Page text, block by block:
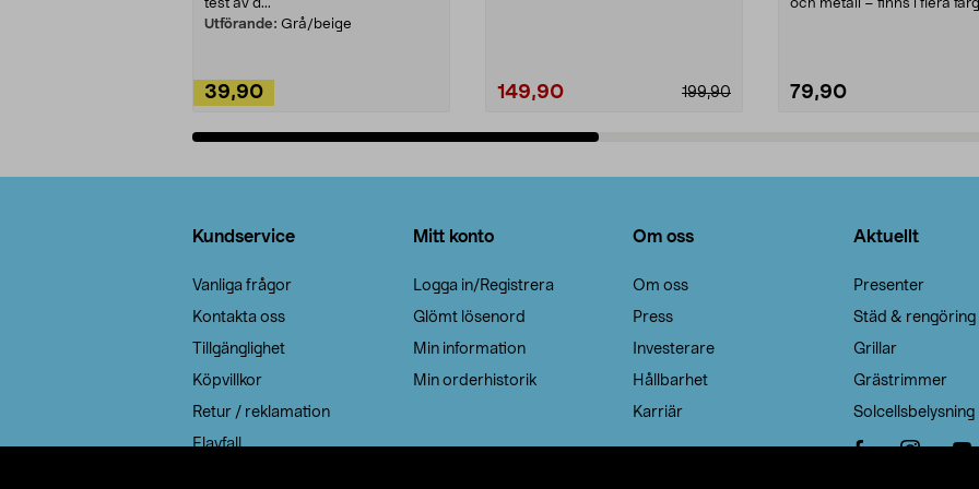
test av d...
Utförande: Grå/beige
39,90 199,90
149,90
och metall – finns i flera
79,90
Kundservice
Vanliga frågor
Kontakta oss
Tillgänglighet
Köpvillkor
Retur / reklamation
Elavfall
Mitt konto
Logga in/Registrera
Glömt lösenord
Min information
Min orderhistorik
Om oss
Om oss
Press
Investerare
Hållbarhet
Karriär
Aktuellt
Presenter
Städ & rengöring
Grillar
Grästrimmer
Solcellsbelysning